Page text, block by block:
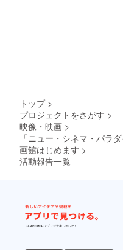
トップ >
プロジェクトをさがす >
映像・映画 >
「ニュー・シネマ・パラ
画館はじめます >
活動報告一覧